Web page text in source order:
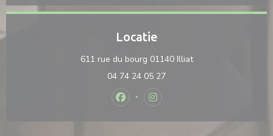
Locatie
611 rue du bourg 01140 Illiat((opent in een
04 74 24 05 27
Facebook ((opent in een nieuw
Instagram ((opent in een